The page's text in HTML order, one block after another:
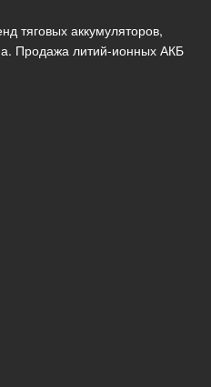
тяговых аккумуляторов,
Продажа литий-ионных АКБ